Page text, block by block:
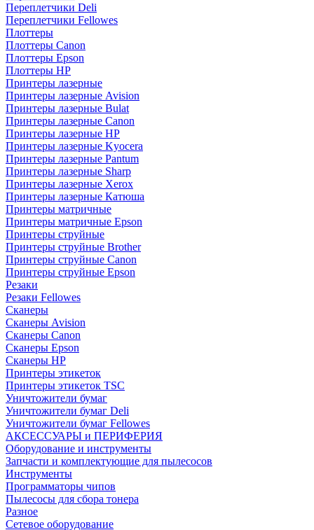
Переплетчики Deli
Переплетчики Fellowes
Плоттеры
Плоттеры Canon
Плоттеры Epson
Плоттеры HP
Принтеры лазерные
Принтеры лазерные Avision
Принтеры лазерные Bulat
Принтеры лазерные Canon
Принтеры лазерные HP
Принтеры лазерные Kyocera
Принтеры лазерные Pantum
Принтеры лазерные Sharp
Принтеры лазерные Xerox
Принтеры лазерные Катюша
Принтеры матричные
Принтеры матричные Epson
Принтеры струйные
Принтеры струйные Brother
Принтеры струйные Canon
Принтеры струйные Epson
Резаки
Резаки Fellowes
Сканеры
Сканеры Avision
Сканеры Canon
Сканеры Epson
Сканеры HP
Принтеры этикеток
Принтеры этикеток TSC
Уничтожители бумаг
Уничтожители бумаг Deli
Уничтожители бумаг Fellowes
АКСЕССУАРЫ и ПЕРИФЕРИЯ
Оборудование и инструменты
Запчасти и комплектующие для пылесосов
Инструменты
Программаторы чипов
Пылесосы для сбора тонера
Разное
Сетевое оборудование